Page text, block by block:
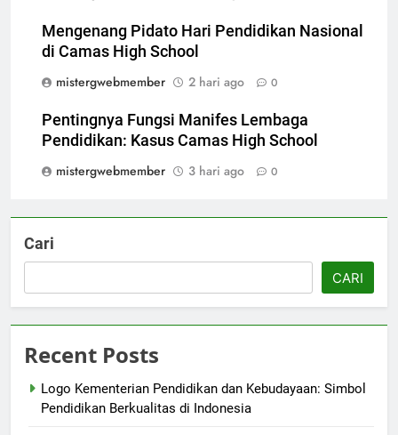
Mengenang Pidato Hari Pendidikan Nasional
di Camas High School
mistergwebmember
2 hari ago 0
Pentingnya Fungsi Manifes Lembaga
Pendidikan: Kasus Camas High School
mistergwebmember
3 hari ago 0
Cari
CARI
Recent Posts
Logo Kementerian Pendidikan dan Kebudayaan: Simbol
Pendidikan Berkualitas di Indonesia